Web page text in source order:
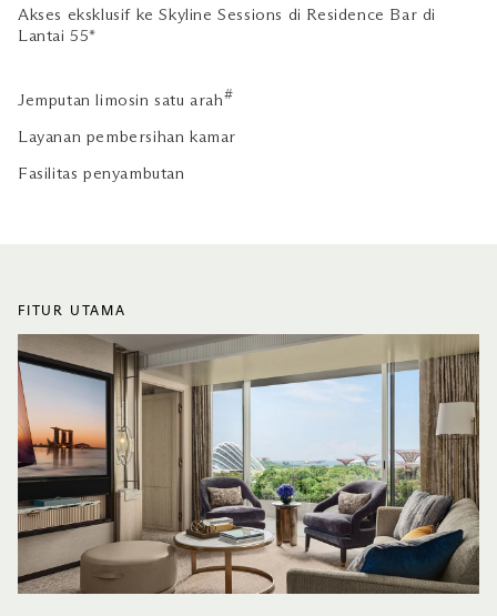
Akses eksklusif ke Skyline Sessions di Residence Bar di
Lantai 55*
Jemputan limosin satu arah#
Layanan pembersihan kamar
Fasilitas penyambutan
FITUR UTAMA